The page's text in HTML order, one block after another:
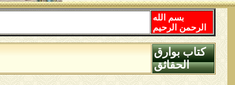
بسم الله
الرحمن الرحيم
كتاب بوارق
الحقائق